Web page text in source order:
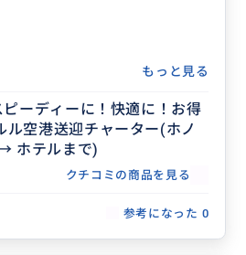
もっと見る
ーディーに！快適に！お得
ル空港送迎チャーター(ホノ
ホテルまで)
クチコミの商品を見る
参考になった 0